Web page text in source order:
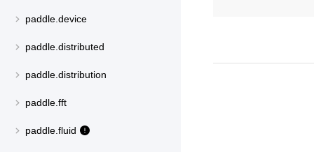
paddle.device
paddle.distributed
paddle.distribution
paddle.fft
paddle.fluid